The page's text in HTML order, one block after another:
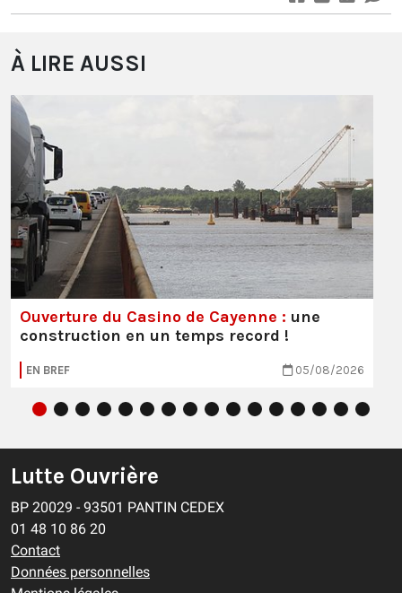
À LIRE AUSSI
Ouverture du Casino de Cayenne : une
construction en un temps record !
EN BREF 05/08/2026
Lutte Ouvrière
BP 20029 - 93501 PANTIN CEDEX
01 48 10 86 20
Contact
Données personnelles